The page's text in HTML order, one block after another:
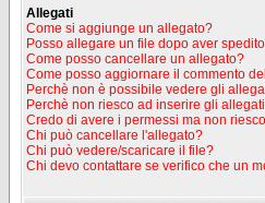
Allegati
Come si aggiunge un allegato?
Posso allegare un file dopo aver
Come posso cancellare un allegato?
Come posso aggiornare il commento
Perchè non è possibile vedere gli
Perchè non riesco ad inserire gli
Credo di avere i permessi ma non
Chi può cancellare l'allegato?
Chi può vedere/scaricare il file?
Chi devo contattare se verifico che un